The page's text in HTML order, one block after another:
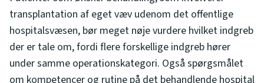
transplantation af eget væv udenom det offentlige
hospitalsvæsen, bør meget nøje vurdere hvilket indgreb
der er tale om, fordi flere forskellige indgreb hører
under samme operationskategori. Også spørgsmålet
om kompetencer og rutine på det behandlende hospital